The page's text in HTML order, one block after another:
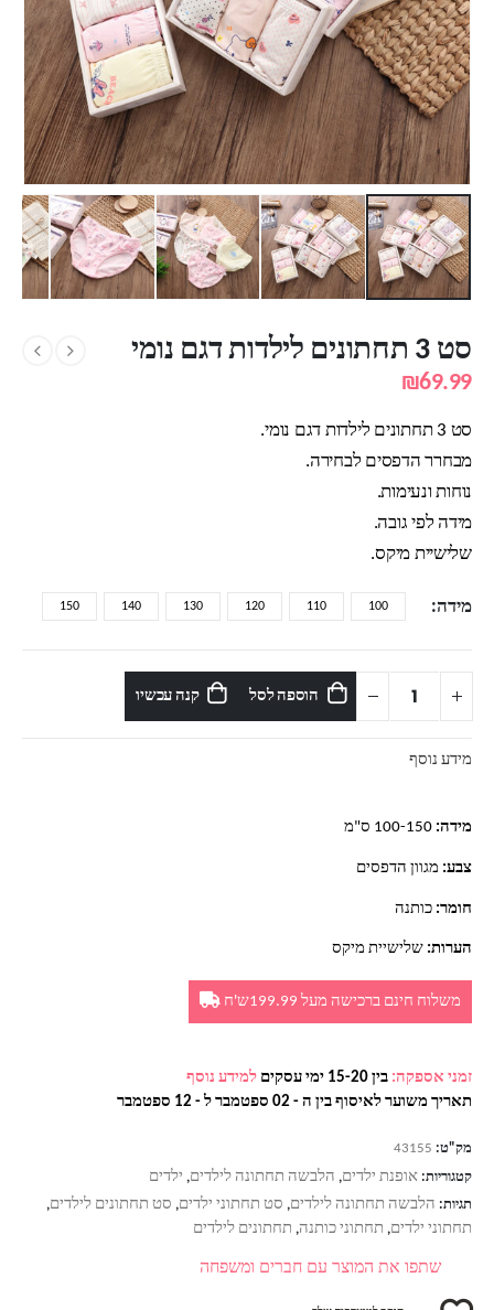
סט 3 תחתונים לילדות דגם נומי
₪69.99
סט 3 תחתונים לילדות דגם נומי.
מבחרר הדפסים לבחירה.
נוחות ונעימות.
מידה לפי גובה.
שלישיית מיקס.
מידה 100
110
120
130
140
150
הוספה לסל קנה עכשיו
מידע נוסף
מידה: 100-150 ס"מ
צבע: מגוון הדפסים
חומר: כותנה
הערות: שלישיית מיקס
משלוח חינם ברכישה מעל 199.99ש'ח
זמני אספקה: בין 15-20 ימי עסקים
למידע נוסף
תאריך משוער לאיסוף בין ה - 02 ספטמבר ל - 12 ספטמבר
מק"ט: 43155
קטגוריות: אופנת ילדים, הלבשה תחתונה לילדים, ילדים
תגיות: הלבשה תחתונה לילדים, סט תחתוני ילדים, סט תחתונים לילדים,
תחתוני ילדים, תחתוני כותנה, תחתונים לילדים
שתפו את המוצר עם חברים ומשפחה